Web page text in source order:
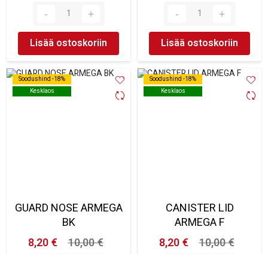
Lisää ostoskoriin Lisää ostoskoriin
Soodushind -18%
Kesklaos
Soodushind -18%
Kesklaos
GUARD NOSE ARMEGA
BK
8,20 €
10,00 €
Soodushind -18%
Kesklaos
Soodushind -18%
Kesklaos
CANISTER LID
ARMEGA F
8,20 €
10,00 €